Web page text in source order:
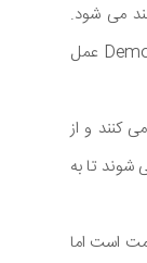
می شود.
این بیوفیلم به عنوان غذا برای کنه مژه Demodex عمل
کنند و از
شوند تا به
است اما